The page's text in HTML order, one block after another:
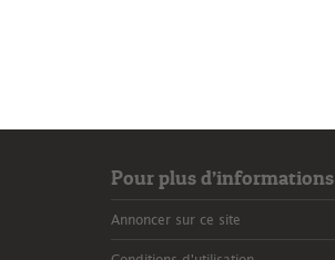
Pour plus d’informations
Annoncer sur ce site